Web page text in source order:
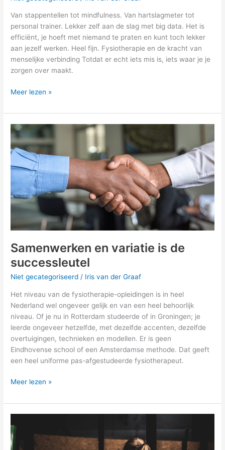
Van stappentellen tot mindfulness. Van hartslagmeter tot
personal trainer. Lekker zelf aan de slag met big data. Het is
efficiënt, je hoeft met niemand te praten en kunt toch lekker
aan jezelf werken. Heel fijn. Fysiotherapie en de kracht van
menselijke verbinding Totdat er echt iets mis is, iets waar je je
zorgen over maakt.
Meer lezen »
Samenwerken en variatie is de
successleutel
Niet gecategoriseerd / Iris van der Graaf
Het niveau van de fysiotherapie-opleidingen is in heel
Nederland wel ongeveer gelijk en van een heel behoorlijk
niveau. Of je nu in Rotterdam studeerde of in Groningen; je
leerde ongeveer hetzelfde, met dezelfde accenten, dezelfde
overtuigingen, technieken en modellen. Er is geen
Eindhovense school of een Amsterdamse methode. Dat geeft
een heel uniforme pas-afgestudeerde fysio­thera­peut.
Samenwerken
en
variatie
de
successleutel
Meer lezen »
fysiotherapeut
is